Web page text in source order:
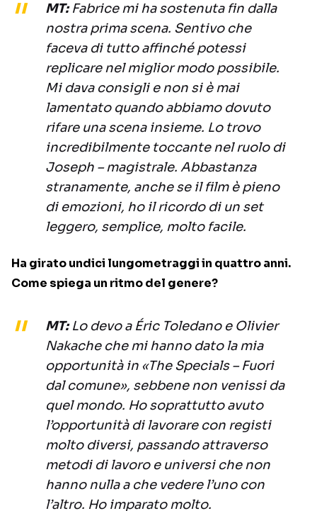
MT:Fabrice mi ha sostenuta fin dalla
nostra prima scena. Sentivo che
faceva di tutto affinché potessi
replicare nel miglior modo possibile.
Mi dava consigli e non si è mai
lamentato quando abbiamo dovuto
rifare una scena insieme. Lo trovo
incredibilmente toccante nel ruolo di
Joseph – magistrale. Abbastanza
stranamente, anche se il film è pieno
di emozioni, ho il ricordo di un set
leggero, semplice, molto facile.
Ha girato undici lungometraggi in quattro anni.
Come spiega un ritmo del genere?
MT:Lo devo a Éric Toledano e Olivier
Nakache che mi hanno dato la mia
opportunità in «The Specials – Fuori
dal comune», sebbene non venissi da
quel mondo. Ho soprattutto avuto
l’opportunità di lavorare con registi
molto diversi, passando attraverso
metodi di lavoro e universi che non
hanno nulla a che vedere l’uno con
l’altro. Ho imparato molto.